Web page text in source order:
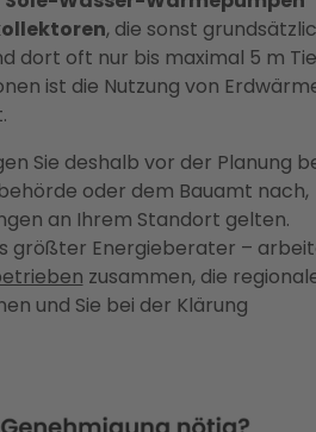
, die sonst
dort oft nur bis maximal 5 m
ist die Nutzung von
Sie deshalb vor der Planung
oder dem Bauamt nach,
an Ihrem Standort gelten.
größter Energieberater –
zusammen, die
und Sie bei der Klärung